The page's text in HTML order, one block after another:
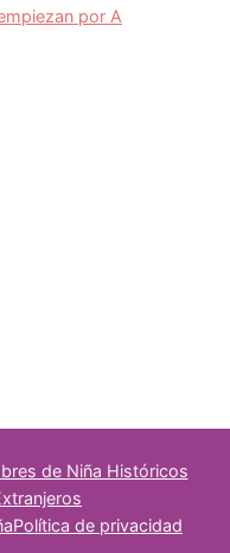
por A
de Niña Históricos
Política de privacidad